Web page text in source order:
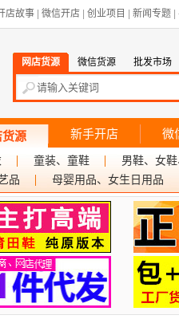
店故事 微信开店 创业项目 新闻专题
网店货源 微信货源 批发市场
货源 新手开店 微
童装、童鞋
男鞋、女
品
母婴用品、女生日用品